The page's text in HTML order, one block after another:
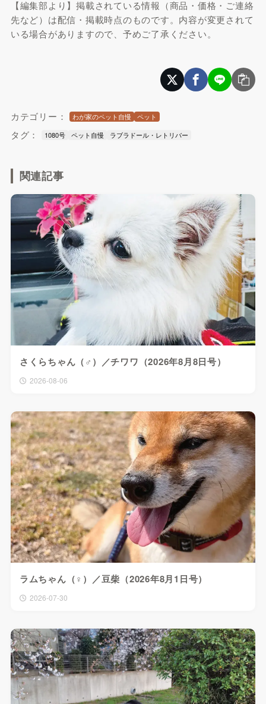
【編集部より】掲載されている情報（商品・価格・ご連絡
先など）は配信・掲載時点のものです。内容が変更されて
いる場合がありますので、予めご了承ください。
カテゴリー： わが家のペット自慢 ペット
タグ： 1080号 ペット自慢 ラブラドール・レトリバー
関連記事
さくらちゃん（♂）／チワワ（2026年8月8日号）
2026-08-06
ラムちゃん（♀）／豆柴（2026年8月1日号）
2026-07-30